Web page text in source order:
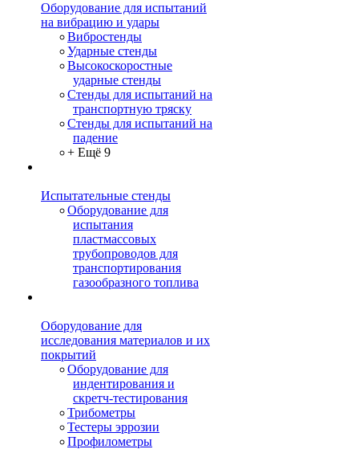
Оборудование для испытаний
на вибрацию и удары
Вибростенды
Ударные стенды
Высокоскоростные
ударные стенды
Стенды для испытаний на
транспортную тряску
Стенды для испытаний на
падение
+ Ещё 9
Испытательные стенды
Оборудование для
испытания
пластмассовых
трубопроводов для
транспортирования
газообразного топлива
Оборудование для
исследования материалов и их
покрытий
Оборудование для
индентирования и
скретч-тестирования
Трибометры
Тестеры эррозии
Профилометры